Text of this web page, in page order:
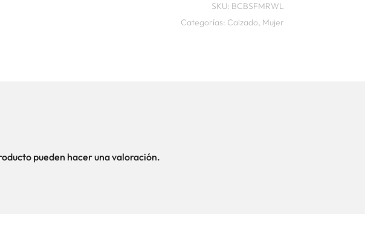
SKU: BCBSFMRWL
Categorías: Calzado, Mujer
pueden hacer una valoración.